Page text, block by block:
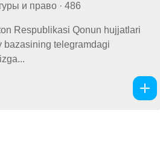
и право · 486
Respublikasi Qonun hujjatlari
bazasining telegramdagi